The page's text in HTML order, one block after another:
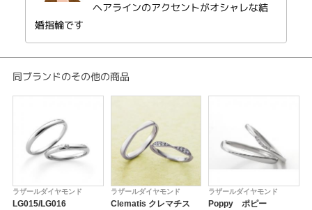
フロックス【FH035PRH/FH036PR】
小さな花がまとまって咲く姿が印象的なフロックス。
赤やピンク、白、青など、様々な色の花を咲かせます。
フロックスの花のように七色の輝くダイヤモンドをやさしく包んだマリッジ
リングです。
ヘアラインのアクセントがオシャレな結
婚指輪です
同ブランドのその他の商品
ラザールダイヤモンド
LG015/LG016
ラザールダイヤモンド
Clematis クレマチス
ラザールダイヤモンド
Poppy ポピー